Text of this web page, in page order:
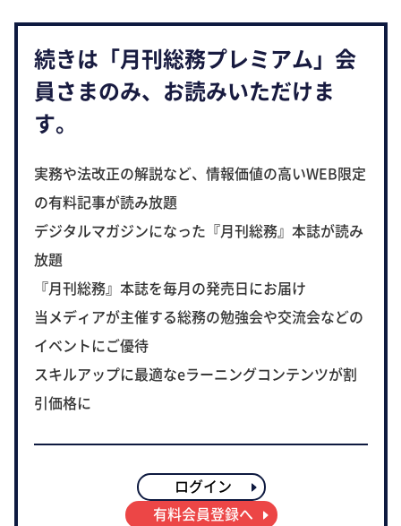
続きは「月刊総務プレミアム」会
員さまのみ、お読みいただけま
す。
実務や法改正の解説など、情報価値の高いWEB限定
の有料記事が読み放題
デジタルマガジンになった『月刊総務』本誌が読み
放題
『月刊総務』本誌を毎月の発売日にお届け
当メディアが主催する総務の勉強会や交流会などの
イベントにご優待
スキルアップに最適なeラーニングコンテンツが割
引価格に
ログイン
有料会員登録へ